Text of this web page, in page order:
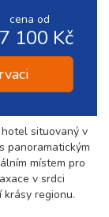
cena od
100 Kč
situovaný v
panoramatickým
místem pro
v srdci
regionu.